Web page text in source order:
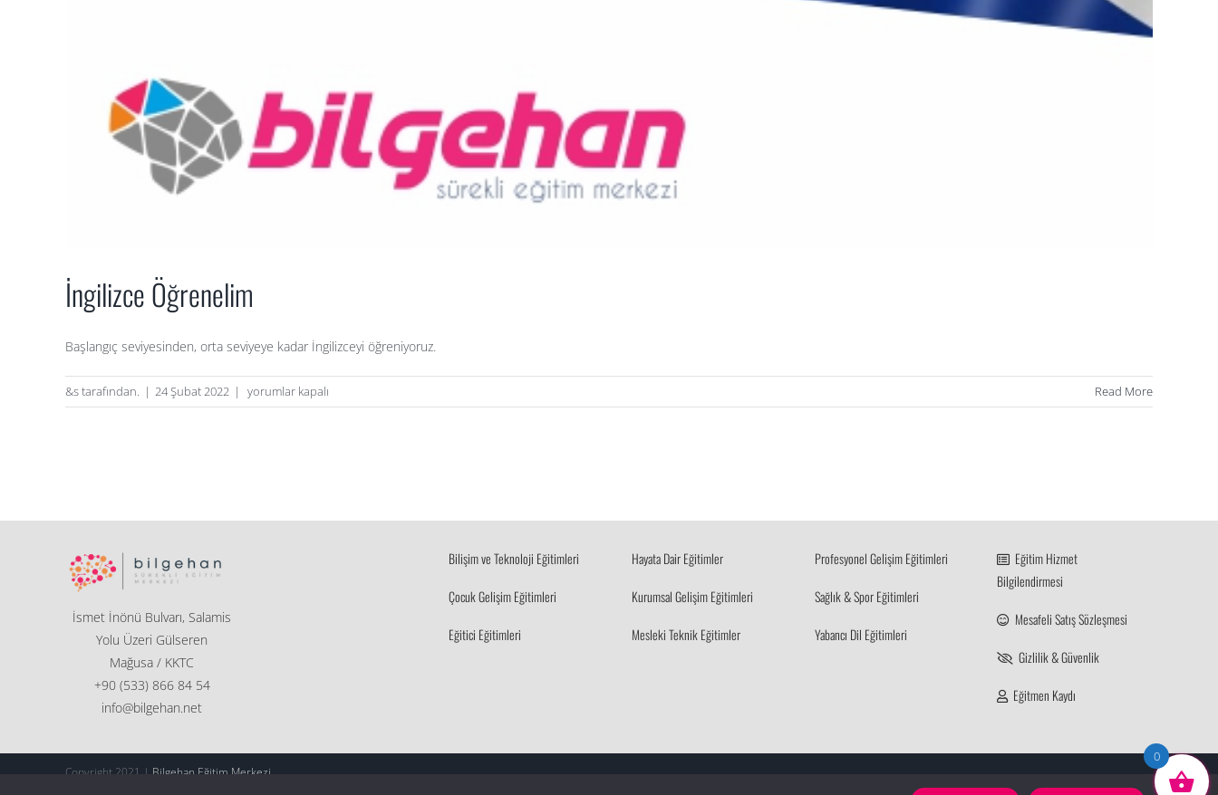
İngilizce Öğrenelim
Başlangıç seviyesinden, orta seviyeye kadar İngilizceyi öğreniyoruz.
&s tarafından. | 24 Şubat 2022 |
İngilizce
Öğrenelim
yorumlar kapalı Read More
İsmet İnönü Bulvarı, Salamis
Yolu Üzeri Gülseren
Mağusa / KKTC
+90 (533) 866 84 54
info@bilgehan.net
Bilişim ve Teknoloji Eğitimleri
Çocuk Gelişim Eğitimleri
Eğitici Eğitimleri
Hayata Dair Eğitimler
Kurumsal Gelişim Eğitimleri
Mesleki Teknik Eğitimler
Profesyonel Gelişim Eğitimleri
Sağlık & Spor Eğitimleri
Yabancı Dil Eğitimleri
Eğitim Hizmet
Bilgilendirmesi
Mesafeli Satış Sözleşmesi
Gizlilik & Güvenlik
Eğitmen Kaydı
Copyright 2021 | Bilgehan Eğitim Merkezi
Facebook
X Instagram
Pinterest
0